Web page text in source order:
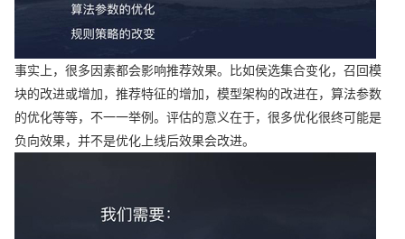
事实上，很多因素都会影响推荐效果。比如侯选集合变化，召回模
块的改进或增加，推荐特征的增加，模型架构的改进在，算法参数
的优化等等，不一一举例。评估的意义在于，很多优化很终可能是
负向效果，并不是优化上线后效果会改进。